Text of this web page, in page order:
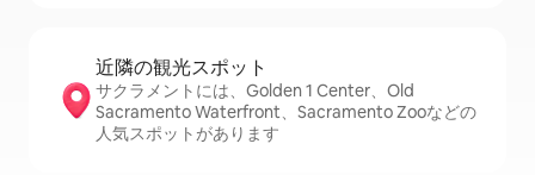
近隣の観光ス⁠ポ⁠ッ⁠ト
サクラメントには、Golden 1 Center、Old
Sacramento Waterfront、Sacramento Zooなどの
人気スポットがあります